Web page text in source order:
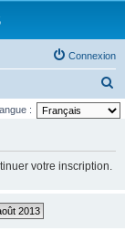
Connexion
e
:
votre inscription.
2013